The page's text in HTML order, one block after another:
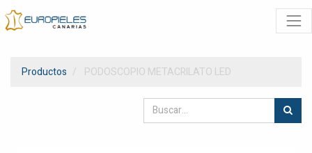
Productos PODOSCOPIO METACRILATO LED